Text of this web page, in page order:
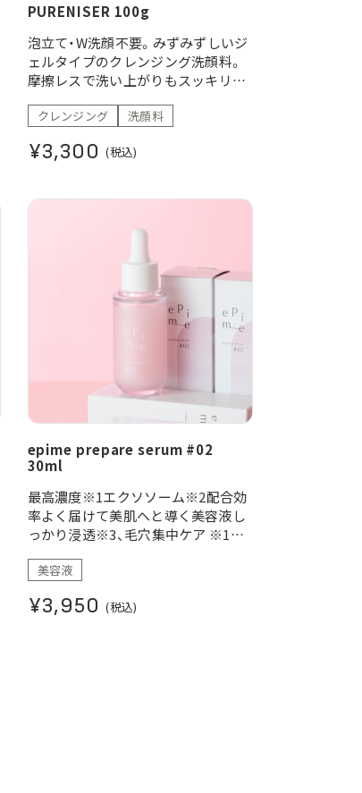
PURENISER 100g
泡立て・W洗顔不要。みずみずしいジ
ェルタイプのクレンジング洗顔料。
摩擦レスで洗い上がりもスッキリな
クレンジング 洗顔料
¥3,300 (税込)
epime prepare serum #02
30ml
最高濃度※1エクソソーム※2配合効
率よく届けて美肌へと導く美容液し
っかり浸透※3、毛穴集中ケア ※1
間葉系細胞エクソソーム ※3 角質層
美容液
¥3,950 (税込)